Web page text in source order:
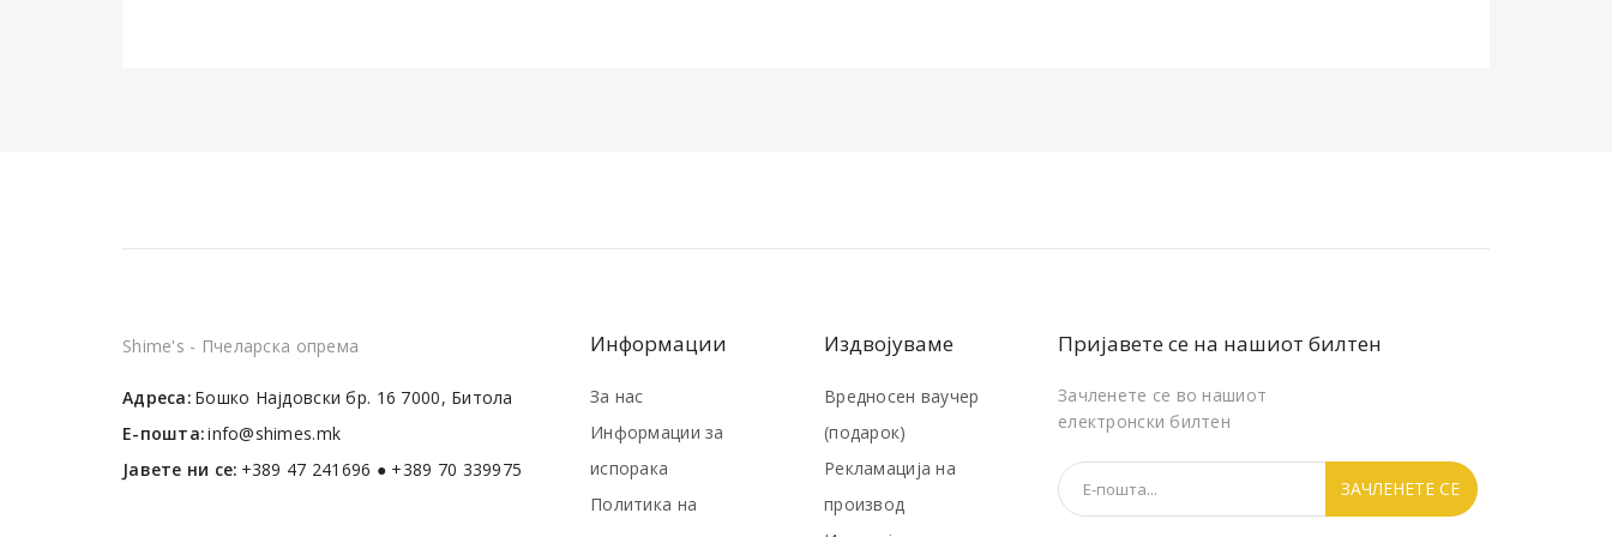
Shime's - Пчеларска опрема
Адреса: Бошко Најдовски бр. 16 7000, Битола
Е-пошта:info@shimes.mk
Јавете ни се: +389 47 241696 ● +389 70 339975
Информации
За нас
Информации за
испорака
Политика на
Издвојуваме
Вредносен ваучер
(подарок)
Рекламација на
производ
Пријавете се на нашиот билтен
Зачленете се во нашиот
електронски билтен
ЗАЧЛЕНЕТЕ СЕ